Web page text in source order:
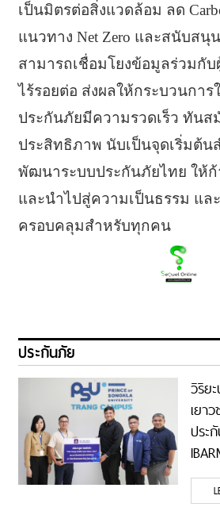
เป็นมิตรต่อสิ่งแวดล้อม ลด
แนวทาง Net Zero และสนับสนุ
สามารถเชื่อมโยงข้อมูลร่วมกับ
ไร้รอยต่อ ส่งผลให้กระบวนการ
ประกันภัยมีความรวดเร็ว ทันส
ประสิทธิภาพ นับเป็นจุดเริ่มต้น
พัฒนาระบบประกันภัยไทย ให้
และนำไปสู่ความเป็นธรรม แล
ครอบคลุมสำหรับทุกคน
ประกันภัย
วิริย
เยา
ประ
ม.อ.